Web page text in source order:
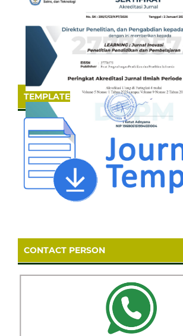
TEMPLATE
CONTACT PERSON